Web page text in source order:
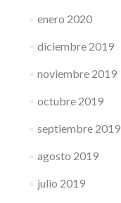
enero 2020
diciembre 2019
noviembre 2019
octubre 2019
septiembre 2019
agosto 2019
julio 2019